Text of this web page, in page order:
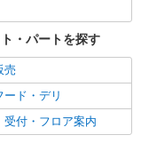
制
OK
・パートを探す
売
ード・デリ
受付・フロア案内